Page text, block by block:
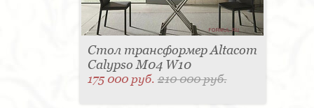
Стол трансформер Altacom
Calypso M04 W10
175 000 руб.210 000 руб.